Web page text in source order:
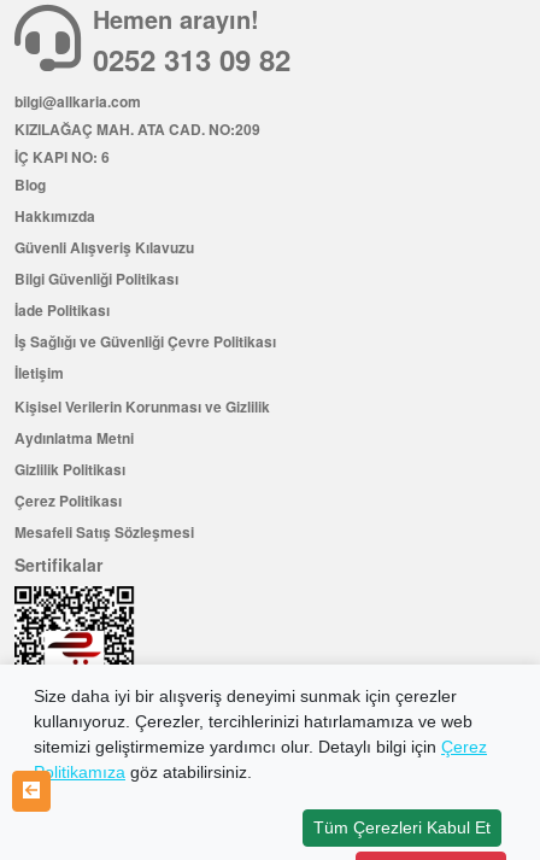
Size daha iyi bir alışveriş deneyimi sunmak için çerezler
kullanıyoruz. Çerezler, tercihlerinizi hatırlamamıza ve web
sitemizi geliştirmemize yardımcı olur. Detaylı bilgi için Çerez
Politikamıza göz atabilirsiniz.
Tüm Çerezleri Kabul Et
Hemen arayın!
0252 313 09 82
bilgi@allkaria.com
KIZILAĞAÇ MAH. ATA CAD. NO:209
İÇ KAPI NO: 6
Blog
Hakkımızda
Güvenli Alışveriş Kılavuzu
Bilgi Güvenliği Politikası
İade Politikası
İş Sağlığı ve Güvenliği Çevre Politikası
İletişim
Kişisel Verilerin Korunması ve Gizlilik
Aydınlatma Metni
Gizlilik Politikası
Çerez Politikası
Mesafeli Satış Sözleşmesi
Sertifikalar
Hemen Üye Olun ...ve 100 ₺ değerinde indirim kuponu kazanın